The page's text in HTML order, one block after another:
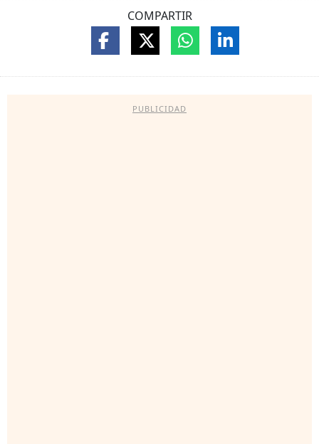
COMPARTIR
PUBLICIDAD